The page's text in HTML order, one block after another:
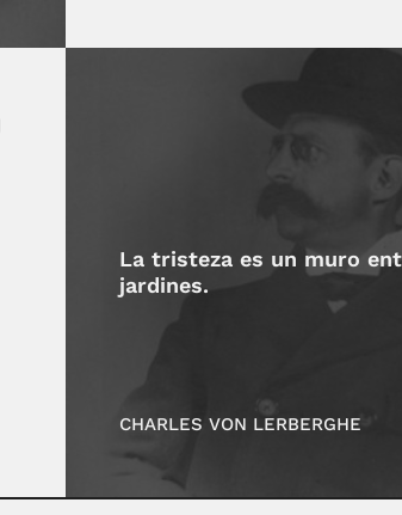
La tristeza es un muro
jardines.
CHARLES VON LERBERGHE